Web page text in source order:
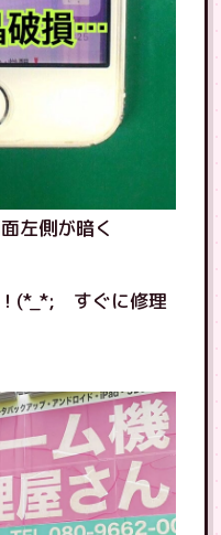
左側が暗く
(*_*; すぐに修理